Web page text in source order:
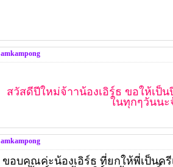
amkampong
สวัสดีปีใหม่จ้าาน้องเอิร์ธ ขอให้เ
ในทุกๆวันนะ
amkampong
ขอบคุณค่ะน้องเอิร์ธ ที่ยกให้พี่เป็นค